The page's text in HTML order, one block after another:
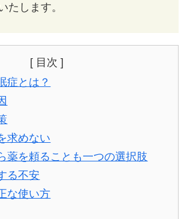
たします。
[ 目次 ]
症とは？
求めない
薬を頼ることも一つの選択肢
る不安
な使い方